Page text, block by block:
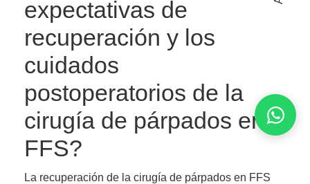
expectativas de
recuperación y los
cuidados
postoperatorios de la
cirugía de párpados en
FFS?
La recuperación de la cirugía de párpados en FFS